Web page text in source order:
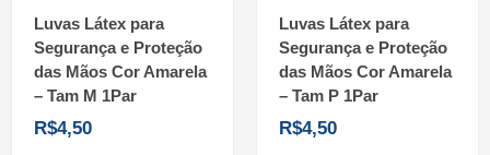
Luvas Látex para
Segurança e Proteção
das Mãos Cor Amarela
– Tam M 1Par
R$4,50
Luvas Látex para
Segurança e Proteção
das Mãos Cor Amarela
– Tam P 1Par
R$4,50